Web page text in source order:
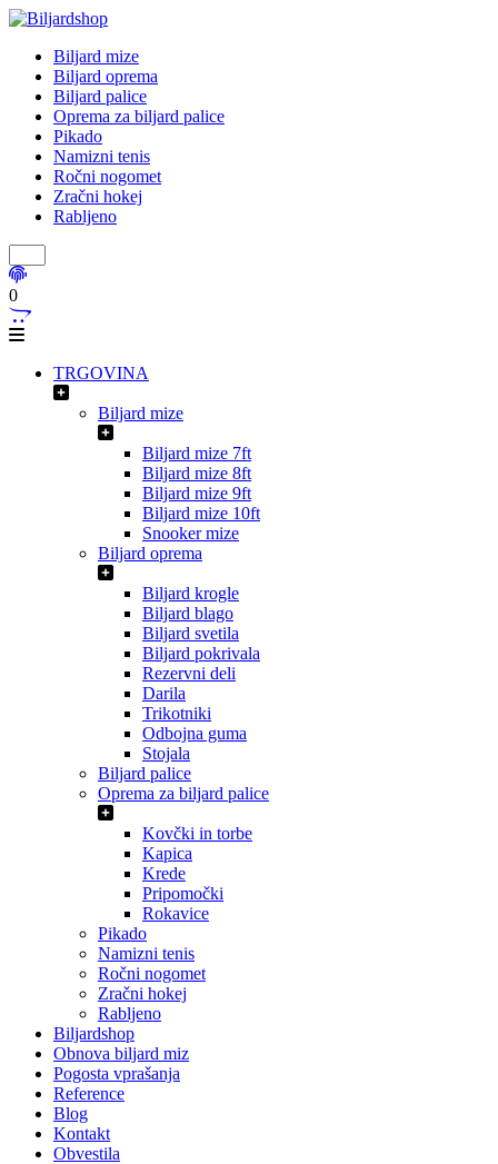
Biljard mize
Biljard oprema
Biljard palice
Oprema za biljard palice
Pikado
Namizni tenis
Ročni nogomet
Zračni hokej
Rabljeno
0
TRGOVINA
Biljard mize
Biljard mize 7ft
Biljard mize 8ft
Biljard mize 9ft
Biljard mize 10ft
Snooker mize
Biljard oprema
Biljard krogle
Biljard blago
Biljard svetila
Biljard pokrivala
Rezervni deli
Darila
Trikotniki
Odbojna guma
Stojala
Biljard palice
Oprema za biljard palice
Kovčki in torbe
Kapica
Krede
Pripomočki
Rokavice
Pikado
Namizni tenis
Ročni nogomet
Zračni hokej
Rabljeno
Biljardshop
Obnova biljard miz
Pogosta vprašanja
Reference
Blog
Kontakt
Obvestila